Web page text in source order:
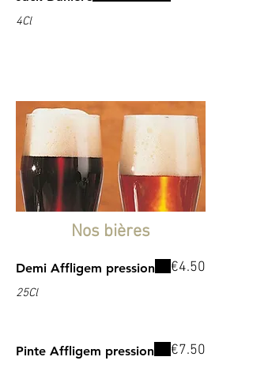
4Cl
Nos bières
Demi Affligem pression
25Cl
€4.50
Pinte Affligem pression €7.50